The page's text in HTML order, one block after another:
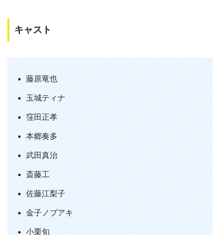
原竜也の演技が他の役者に食われている映画は極
るボンクラ中学生の頭ン中みたいな世界観もいい
— だよしぃ (@purity_hair)
#Diner鑑賞し3日経過した今も尚蜷川実花レッド
キャスト
藤原竜也
玉城ティナ
窪田正孝
本郷奏多
武田真治
斎藤工
佐藤江梨子
金子ノブアキ
小栗旬